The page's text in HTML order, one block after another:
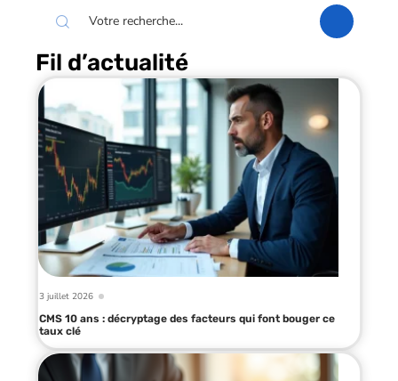
Fil d’actualité
3 juillet 2026
CMS 10 ans : décryptage des facteurs qui font bouger ce
taux clé